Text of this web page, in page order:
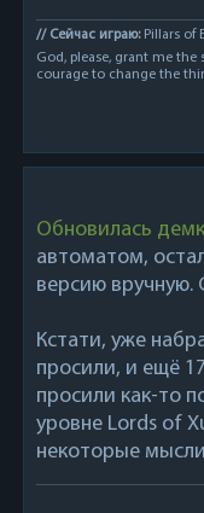
// Сейчас играю:Pillars of
God, please, grant me
courage to change the
Обновилась
автоматом,
версию вручную.
Кстати, уже
просили, и ещё
просили как-то
уровне Lords of
некоторые